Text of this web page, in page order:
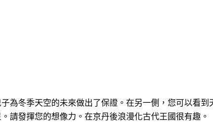
為冬季天空的未來做出了保證。在另一側，您可以看到
請發揮您的想像力。在京丹後浪漫化古代王國很有趣。